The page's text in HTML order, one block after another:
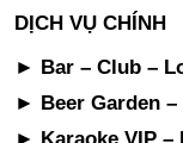
DỊCH VỤ CHÍNH
► Bar – Club –
► Beer Garden –